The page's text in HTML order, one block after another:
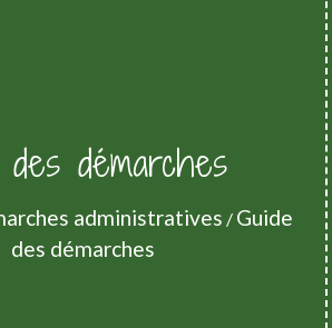
des démarches
administratives / Guide
des démarches